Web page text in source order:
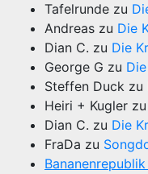
Tafelrunde zu
Andreas zu Die
Dian C. zu Die
George G zu
Steffen Duck zu
Heiri + Kugler zu
Dian C. zu Die
FraDa zu